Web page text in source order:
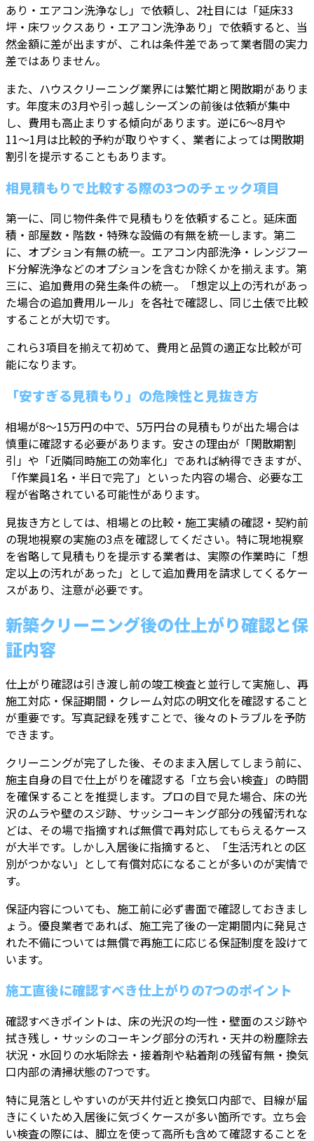
あり・エアコン洗浄なし」で依頼し、2社目には「延床33
坪・床ワックスあり・エアコン洗浄あり」で依頼すると、当
然金額に差が出ますが、これは条件差であって業者間の実力
差ではありません。
また、ハウスクリーニング業界には繁忙期と閑散期がありま
す。年度末の3月や引っ越しシーズンの前後は依頼が集中
し、費用も高止まりする傾向があります。逆に6〜8月や
11〜1月は比較的予約が取りやすく、業者によっては閑散期
割引を提示することもあります。
相見積もりで比較する際の3つのチェック項目
第一に、同じ物件条件で見積もりを依頼すること。延床面
積・部屋数・階数・特殊な設備の有無を統一します。第二
に、オプション有無の統一。エアコン内部洗浄・レンジフー
ド分解洗浄などのオプションを含むか除くかを揃えます。第
三に、追加費用の発生条件の統一。「想定以上の汚れがあっ
た場合の追加費用ルール」を各社で確認し、同じ土俵で比較
することが大切です。
これら3項目を揃えて初めて、費用と品質の適正な比較が可
能になります。
「安すぎる見積もり」の危険性と見抜き方
相場が8〜15万円の中で、5万円台の見積もりが出た場合は
慎重に確認する必要があります。安さの理由が「閑散期割
引」や「近隣同時施工の効率化」であれば納得できますが、
「作業員1名・半日で完了」といった内容の場合、必要な工
程が省略されている可能性があります。
見抜き方としては、相場との比較・施工実績の確認・契約前
の現地視察の実施の3点を確認してください。特に現地視察
を省略して見積もりを提示する業者は、実際の作業時に「想
定以上の汚れがあった」として追加費用を請求してくるケー
スがあり、注意が必要です。
新築クリーニング後の仕上がり確認と保
証内容
仕上がり確認は引き渡し前の竣工検査と並行して実施し、再
施工対応・保証期間・クレーム対応の明文化を確認すること
が重要です。写真記録を残すことで、後々のトラブルを予防
できます。
クリーニングが完了した後、そのまま入居してしまう前に、
施主自身の目で仕上がりを確認する「立ち会い検査」の時間
を確保することを推奨します。プロの目で見た場合、床の光
沢のムラや壁のスジ跡、サッシコーキング部分の残留汚れな
どは、その場で指摘すれば無償で再対応してもらえるケース
が大半です。しかし入居後に指摘すると、「生活汚れとの区
別がつかない」として有償対応になることが多いのが実情で
す。
保証内容についても、施工前に必ず書面で確認しておきまし
ょう。優良業者であれば、施工完了後の一定期間内に発見さ
れた不備については無償で再施工に応じる保証制度を設けて
います。
施工直後に確認すべき仕上がりの7つのポイント
確認すべきポイントは、床の光沢の均一性・壁面のスジ跡や
拭き残し・サッシのコーキング部分の汚れ・天井の粉塵除去
状況・水回りの水垢除去・接着剤や粘着剤の残留有無・換気
口内部の清掃状態の7つです。
特に見落としやすいのが天井付近と換気口内部で、目線が届
きにくいため入居後に気づくケースが多い箇所です。立ち会
い検査の際には、脚立を使って高所も含めて確認することを